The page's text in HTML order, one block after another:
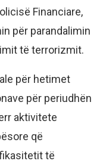
Financiare,
për parandalimin
të terrorizmit.
për hetimet
për periudhën
aktivitete
që
të